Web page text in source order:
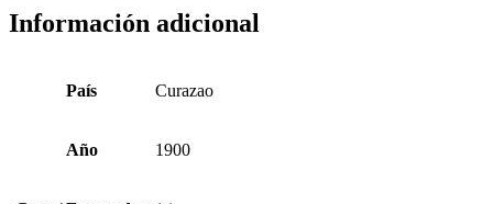
Información adicional
País Curazao
Año 1900